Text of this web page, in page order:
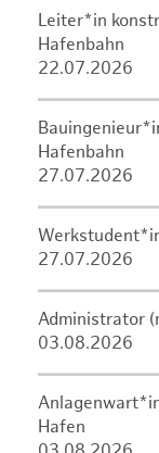
Leiter*in
Hafenbahn
22.07.2026
Hafenbahn
27.07.2026
27.07.2026
Administrator
03.08.2026
Hafen